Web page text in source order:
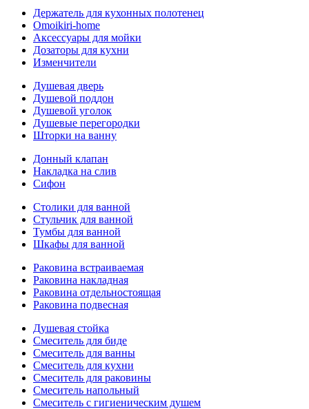
Держатель для кухонных полотенец
Omoikiri-home
Аксессуары для мойки
Дозаторы для кухни
Изменчители
Душевая дверь
Душевой поддон
Душевой уголок
Душевые перегородки
Шторки на ванну
Донный клапан
Накладка на слив
Сифон
Столики для ванной
Стульчик для ванной
Тумбы для ванной
Шкафы для ванной
Раковина встраиваемая
Раковина накладная
Раковина отдельностоящая
Раковина подвесная
Душевая стойка
Смеситель для биде
Смеситель для ванны
Смеситель для кухни
Смеситель для раковины
Смеситель напольный
Смеситель с гигиеническим душем